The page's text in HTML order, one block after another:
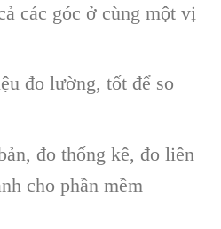
các góc ở cùng một vị
đo lường, tốt để so
đo thống kê, đo liên
cho phần mềm